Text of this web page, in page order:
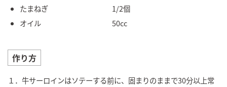
たまねぎ 1/2個
オイル 50cc
作り方
１．牛サーロインはソテーする前に、固まりのままで30分以上常